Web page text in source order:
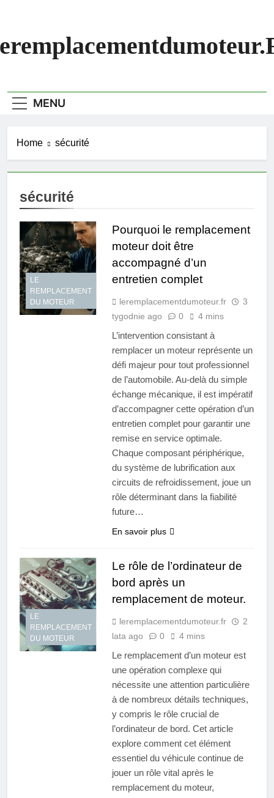
MENU
Home sécurité
sécurité
LE
REMPLACEMENT
DU MOTEUR
Pourquoi le remplacement
moteur doit être
accompagné d’un
entretien complet
leremplacementdumoteur.fr
3
tygodnie ago
0 4 mins
L’intervention consistant à
remplacer un moteur représente un
défi majeur pour tout professionnel
de l’automobile. Au-delà du simple
échange mécanique, il est impératif
d’accompagner cette opération d’un
entretien complet pour garantir une
remise en service optimale.
Chaque composant périphérique,
du système de lubrification aux
circuits de refroidissement, joue un
rôle déterminant dans la fiabilité
future…
En savoir plus
LE
REMPLACEMENT
DU MOTEUR
Le rôle de l’ordinateur de
bord après un
remplacement de moteur.
leremplacementdumoteur.fr
2
lata ago
0 4 mins
Le remplacement d’un moteur est
une opération complexe qui
nécessite une attention particulière
à de nombreux détails techniques,
y compris le rôle crucial de
l’ordinateur de bord. Cet article
explore comment cet élément
essentiel du véhicule continue de
jouer un rôle vital après le
remplacement du moteur,